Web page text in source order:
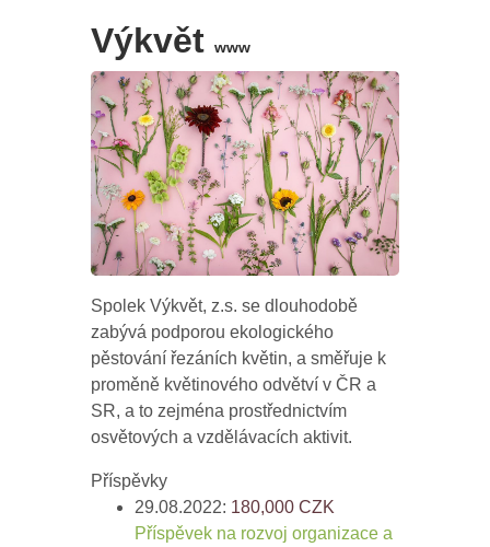
Výkvětwww
Spolek Výkvět, z.s. se dlouhodobě
zabývá podporou ekologického
pěstování řezáních květin, a směřuje k
proměně květinového odvětví v ČR a
SR, a to zejména prostřednictvím
osvětových a vzdělávacích aktivit.
Příspěvky
29.08.2022: 180,000CZK
Příspěvek na rozvoj organizace a